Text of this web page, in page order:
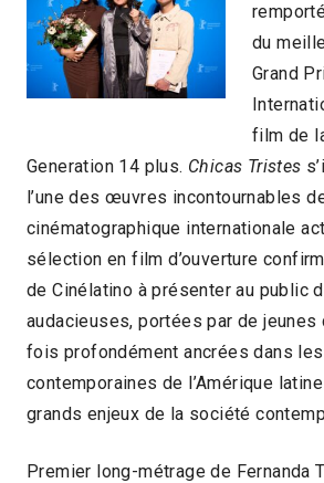
du
Grand
film de
Generation 14 plus. Chicas Tristes
l’une des œuvres incontournables
cinématographique internationale
sélection en film d’ouverture
de Cinélatino à présenter au public
audacieuses, portées par de jeunes
fois profondément ancrées dans
contemporaines de l’Amérique
grands enjeux de la société
Premier long-métrage de Fernanda